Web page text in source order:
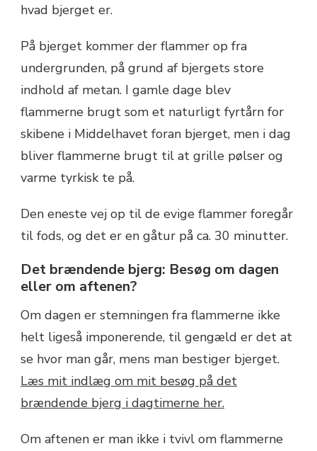
hvad bjerget er.
På bjerget kommer der flammer op fra
undergrunden, på grund af bjergets store
indhold af metan. I gamle dage blev
flammerne brugt som et naturligt fyrtårn for
skibene i Middelhavet foran bjerget, men i dag
bliver flammerne brugt til at grille pølser og
varme tyrkisk te på.
Den eneste vej op til de evige flammer foregår
til fods, og det er en gåtur på ca. 30 minutter.
Det brændende bjerg: Besøg om dagen
eller om aftenen?
Om dagen er stemningen fra flammerne ikke
helt ligeså imponerende, til gengæld er det at
se hvor man går, mens man bestiger bjerget.
Læs mit indlæg om mit besøg på det
brændende bjerg i dagtimerne her.
Om aftenen er man ikke i tvivl om flammerne